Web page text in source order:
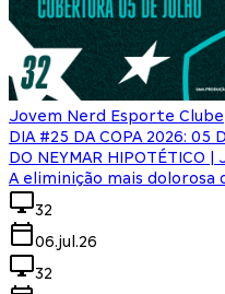
Jovem Nerd Esporte Clube
DIA #25 DA COPA 2026: 05
DO NEYMAR HIPOTÉTICO |
A eliminição mais dolorosa
32
06.jul.26
32